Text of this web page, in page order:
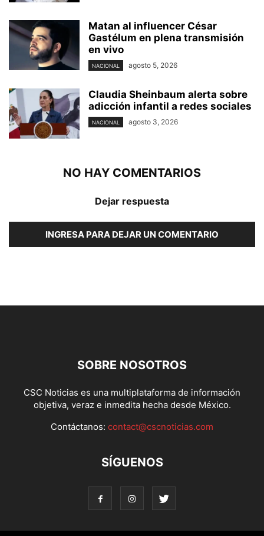
Matan al influencer César
Gastélum en plena transmisión
en vivo
NACIONAL agosto 5, 2026
Claudia Sheinbaum alerta sobre
adicción infantil a redes sociales
NACIONAL agosto 3, 2026
NO HAY COMENTARIOS
Dejar respuesta
INGRESA PARA DEJAR UN COMENTARIO
SOBRE NOSOTROS
CSC Noticias es una multiplataforma de información
objetiva, veraz e inmedita hecha desde México.
Contáctanos: contact@cscnoticias.com
SÍGUENOS